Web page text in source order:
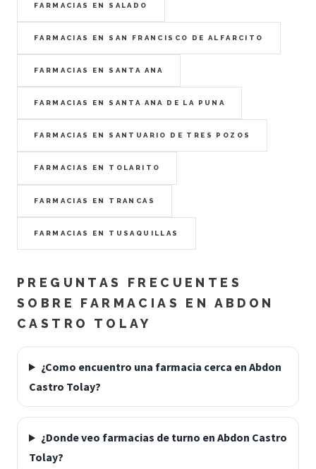
FARMACIAS EN SALADO
FARMACIAS EN SAN FRANCISCO DE ALFARCITO
FARMACIAS EN SANTA ANA
FARMACIAS EN SANTA ANA DE LA PUNA
FARMACIAS EN SANTUARIO DE TRES POZOS
FARMACIAS EN TOLARITO
FARMACIAS EN TRANCAS
FARMACIAS EN TUSAQUILLAS
PREGUNTAS FRECUENTES
SOBRE FARMACIAS EN ABDON
CASTRO TOLAY
¿Como encuentro una farmacia cerca en Abdon
Castro Tolay?
¿Donde veo farmacias de turno en Abdon Castro
Tolay?